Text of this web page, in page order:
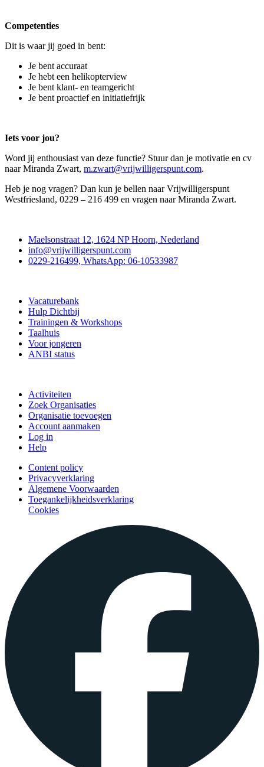
Competenties
Dit is waar jij goed in bent:
Je bent accuraat
Je hebt een helikopterview
Je bent klant- en teamgericht
Je bent proactief en initiatiefrijk
Iets voor jou?
Word jij enthousiast van deze functie? Stuur dan je motivatie en cv
naar Miranda Zwart, m.zwart@vrijwilligerspunt.com.
Heb je nog vragen? Dan kun je bellen naar Vrijwilligerspunt
Westfriesland, 0229 – 216 499 en vragen naar Miranda Zwart.
Maelsonstraat 12, 1624 NP Hoorn, Nederland
info@vrijwilligerspunt.com
0229-216499, WhatsApp: 06-10533987
Vacaturebank
Hulp Dichtbij
Trainingen & Workshops
Taalhuis
Voor jongeren
ANBI status
Activiteiten
Zoek Organisaties
Organisatie toevoegen
Account aanmaken
Log in
Help
Content policy
Privacyverklaring
Algemene Voorwaarden
Toegankelijkheidsverklaring
Cookies